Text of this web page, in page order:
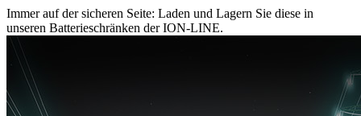
Immer auf der sicheren Seite: Laden und Lagern Sie diese in
unseren Batterieschränken der ION-LINE.